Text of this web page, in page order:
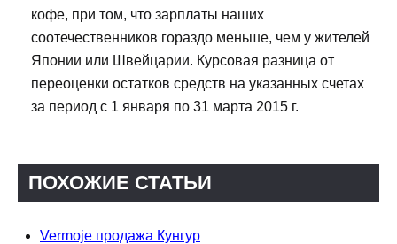
кофе, при том, что зарплаты наших
соотечественников гораздо меньше, чем у жителей
Японии или Швейцарии. Курсовая разница от
переоценки остатков средств на указанных счетах
за период с 1 января по 31 марта 2015 г.
ПОХОЖИЕ СТАТЬИ
Vermoje продажа Кунгур